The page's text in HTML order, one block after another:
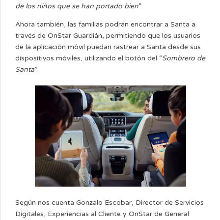
de los niños que se han portado bien”.
Ahora también, las familias podrán encontrar a Santa a
través de OnStar Guardián, permitiendo que los usuarios
de la aplicación móvil puedan rastrear a Santa desde sus
dispositivos móviles, utilizando el botón del “Sombrero de
Santa”.
Según nos cuenta Gonzalo Escobar, Director de Servicios
Digitales, Experiencias al Cliente y OnStar de General